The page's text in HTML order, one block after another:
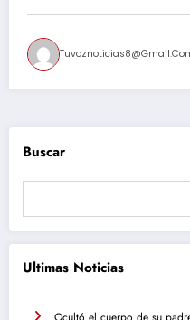
Buscar
Ultimas Noticias